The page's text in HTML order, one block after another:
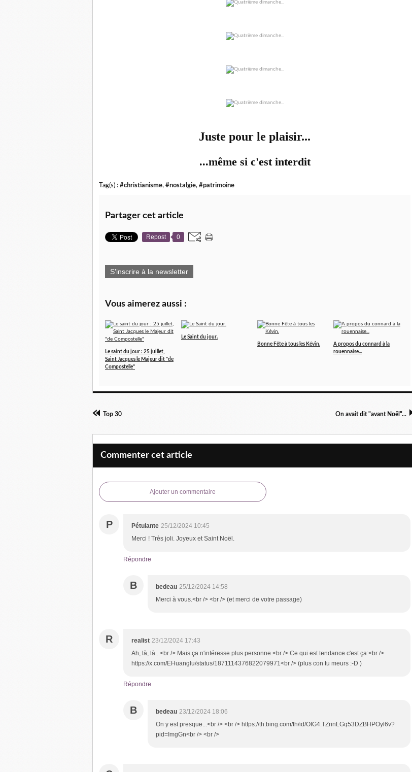
Juste pour le plaisir...
...même si c'est interdit
Tag(s) : #christianisme, #nostalgie, #patrimoine
Partager cet article
Repost 0
S'inscrire à la newsletter
Vous aimerez aussi :
Le saint du jour : 25 juillet,
Saint Jacques le Majeur dit "de
Compostelle"
Le Saint du jour.
Bonne Fête à tous les Kévin.
A propos du connard à la
rouennaise...
Top 30 On avait dit "avant Noël"...
Commenter cet article
Ajouter un commentaire
P Pétulante 25/12/2024 10:45
Merci ! Très joli. Joyeux et Saint Noël.
Répondre
B bedeau 25/12/2024 14:58
Merci à vous.<br /> <br /> (et merci de votre passage)
R realist 23/12/2024 17:43
Ah, là, là...<br /> Mais ça n'intéresse plus personne.<br /> Ce qui est tendance c'est ça:<br />
https://x.com/EHuanglu/status/1871114376822079971<br /> (plus con tu meurs :-D )
Répondre
B bedeau 23/12/2024 18:06
On y est presque...<br /> <br /> https://th.bing.com/th/id/OIG4.TZrinLGq53DZBHPOyl6v?
pid=ImgGn<br /> <br />